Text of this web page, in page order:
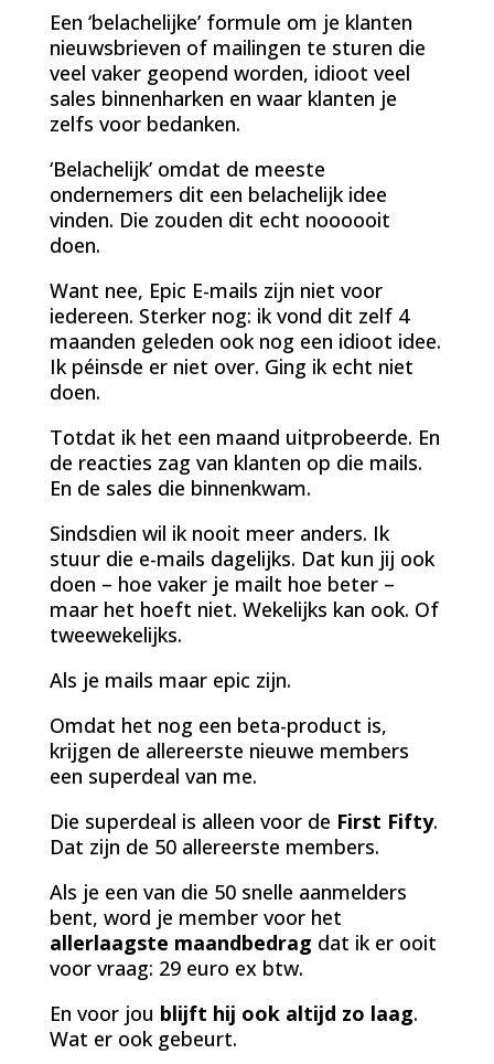
Een ‘belachelijke’ formule om je klanten
nieuwsbrieven of mailingen te sturen die
veel vaker geopend worden, idioot veel
sales binnenharken en waar klanten je
zelfs voor bedanken.
‘Belachelijk’ omdat de meeste
ondernemers dit een belachelijk idee
vinden. Die zouden dit echt noooooit
doen.
Want nee, Epic E-mails zijn niet voor
iedereen. Sterker nog: ik vond dit zelf 4
maanden geleden ook nog een idioot idee.
Ik péinsde er niet over. Ging ik echt niet
doen.
Totdat ik het een maand uitprobeerde. En
de reacties zag van klanten op die mails.
En de sales die binnenkwam.
Sindsdien wil ik nooit meer anders. Ik
stuur die e-mails dagelijks. Dat kun jij ook
doen – hoe vaker je mailt hoe beter –
maar het hoeft niet. Wekelijks kan ook. Of
tweewekelijks.
Als je mails maar epic zijn.
Omdat het nog een beta-product is,
krijgen de allereerste nieuwe members
een superdeal van me.
Die superdeal is alleen voor de First Fifty.
Dat zijn de 50 allereerste members.
Als je een van die 50 snelle aanmelders
bent, word je member voor het
allerlaagste maandbedrag dat ik er ooit
voor vraag: 29 euro ex btw.
En voor jou blijft hij ook altijd zo laag.
Wat er ook gebeurt.